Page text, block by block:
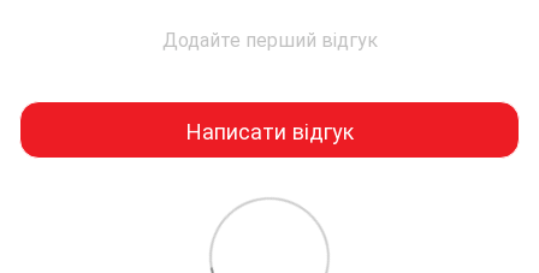
Додайте перший відгук
Написати відгук